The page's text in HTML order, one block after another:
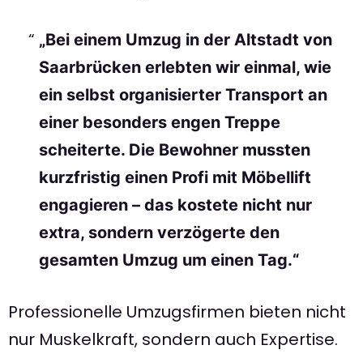
„Bei einem Umzug in der Altstadt von
Saarbrücken erlebten wir einmal, wie
ein selbst organisierter Transport an
einer besonders engen Treppe
scheiterte. Die Bewohner mussten
kurzfristig einen Profi mit Möbellift
engagieren – das kostete nicht nur
extra, sondern verzögerte den
gesamten Umzug um einen Tag.“
Professionelle Umzugsfirmen bieten nicht
nur Muskelkraft, sondern auch Expertise.